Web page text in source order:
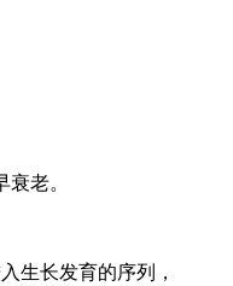
老。
生长发育的序列，